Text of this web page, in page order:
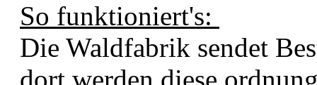
So funktioniert's:
Die Waldfabrik sendet